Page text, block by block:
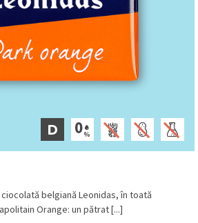
D
belgiană Leonidas, în toată
Orange: un pătrat [...]